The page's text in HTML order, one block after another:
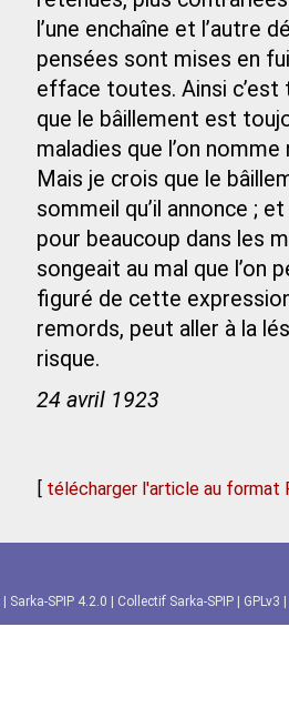
l’une enchaîne et l’autre
pensées sont mises en
efface toutes. Ainsi c’est
que le bâillement est
maladies que l’on
Mais je crois que le
sommeil qu’il annonce ;
pour beaucoup dans les
songeait au mal que l’on
figuré de cette
remords, peut aller à la
risque.
24 avril 1923
[ télécharger l'article au format
Sarka-SPIP 4.2.0 Collectif Sarka-SPIP GPLv3